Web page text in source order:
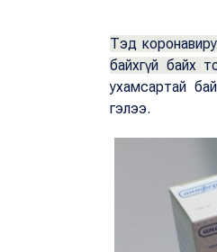
Тэд
байхгүй байх
ухамсартай
гэлээ.